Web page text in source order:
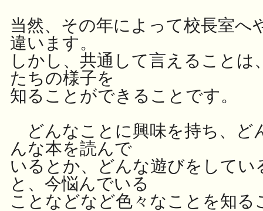
当然、その年によって校長室へ
違います。
しかし、共通して言えることは
たちの様子を
知ることができることです。
どんなことに興味を持ち、ど
んな本を読んで
いるとか、どんな遊びをしてい
と、今悩んでいる
ことなどなど色々なことを知る